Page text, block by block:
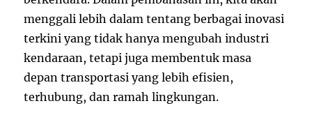
menggali lebih dalam tentang berbagai inovasi
terkini yang tidak hanya mengubah industri
kendaraan, tetapi juga membentuk masa
depan transportasi yang lebih efisien,
terhubung, dan ramah lingkungan.